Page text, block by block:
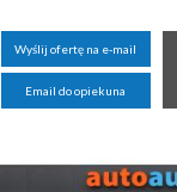
Wyślij ofertę na e-mail
Email do opiekuna